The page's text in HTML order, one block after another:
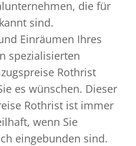
die für
sind.
Einräumen Ihres
spezialisierten
Rothrist
es wünschen. Dieser
Rothrist ist immer
wenn Sie
eingebunden sind.